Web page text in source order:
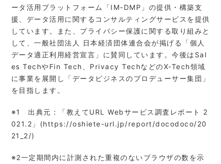
ータ活用プラットフォーム「IM-DMP」の提供・構築支
援、データ活用に関するコンサルティングサービスを提供
しています。また、プライバシー保護に関する取り組みと
して、一般社団法人 日本経済団体連合会が掲げる「個人
データ適正利用経営宣言」に賛同しています。今後はSal
es TechやFin Tech、Privacy TechなどのX-Tech領域
に事業を展開し「データビジネスのプロデューサー集団」
を目指します。
※1 出典元：「教えてURL Webサービス調査レポート 2
021.2」(https://oshiete-url.jp/report/docodoco/20
21_2/)
※2⼀定期間内に計測された重複のないブラウザの数を⽰